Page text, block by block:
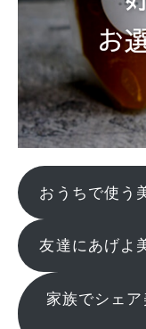
おうちで使う
友達にあげよ
家族でシェ